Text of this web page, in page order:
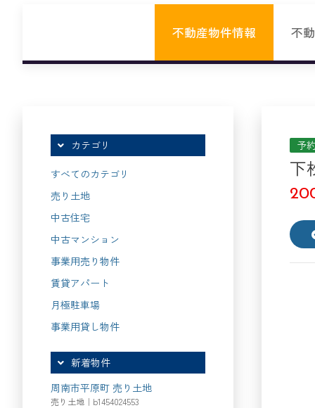
不動産物件情報 不
予
カテゴリ
すべてのカテゴリ
売り土地
中古住宅
中古マンション
事業用売り物件
賃貸アパート
月極駐車場
事業用貸し物件
新着物件
周南市平原町 売り土地
売り土地｜b1454024553